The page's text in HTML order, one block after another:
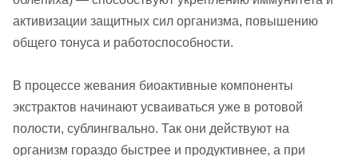
активизации защитных сил организма, повышению
общего тонуса и работоспособности.
В процессе жевания биоактивные компоненты
экстрактов начинают усваиваться уже в ротовой
полости, сублингвально. Так они действуют на
организм гораздо быстрее и продуктивнее, а при